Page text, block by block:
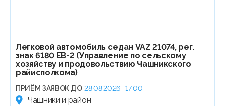
Легковой автомобиль седан VAZ 21074, рег.
знак 6180 EB-2 (Управление по сельскому
хозяйству и продовольствию Чашникского
райисполкома)
ПРИЁМ ЗАЯВОК ДО 28.08.2026 | 17:00
Чашники и район